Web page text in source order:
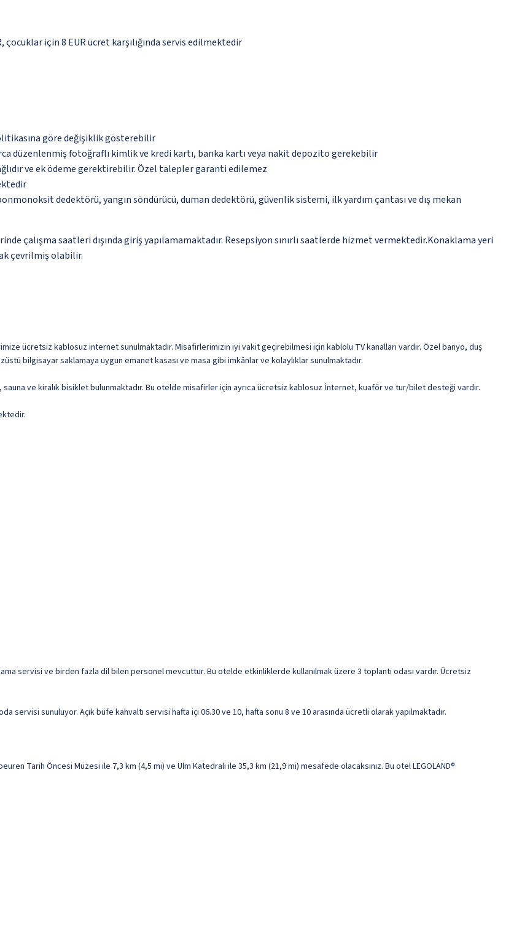
için 8 EUR ücret karşılığında servis edilmektedir
göre değişiklik gösterebilir
düzenlenmiş fotoğraflı kimlik ve kredi kartı, banka kartı veya nakit depozito gerekebilir
ve ek ödeme gerektirebilir. Özel talepler garanti edilemez
dedektörü, yangın söndürücü, duman dedektörü, güvenlik sistemi, ilk yardım çantası ve dış mekan
çalışma saatleri dışında giriş yapılamamaktadır. Resepsiyon sınırlı saatlerde hizmet vermektedir.Konaklama yeri
çevrilmiş olabilir.
ücretsiz kablosuz internet sunulmaktadır. Misafirlerimizin iyi vakit geçirebilmesi için kablolu TV kanalları vardır. Özel banyo, duş
bilgisayar saklamaya uygun emanet kasası ve masa gibi imkânlar ve kolaylıklar sunulmaktadır.
ve kiralık bisiklet bulunmaktadır. Bu otelde misafirler için ayrıca ücretsiz kablosuz İnternet, kuaför ve tur/bilet desteği vardır.
servisi ve birden fazla dil bilen personel mevcuttur. Bu otelde etkinliklerde kullanılmak üzere 3 toplantı odası vardır. Ücretsiz
sunuluyor. Açık büfe kahvaltı servisi hafta içi 06.30 ve 10, hafta sonu 8 ve 10 arasında ücretli olarak yapılmaktadır.
Tarih Öncesi Müzesi ile 7,3 km (4,5 mi) ve Ulm Katedrali ile 35,3 km (21,9 mi) mesafede olacaksınız. Bu otel LEGOLAND®